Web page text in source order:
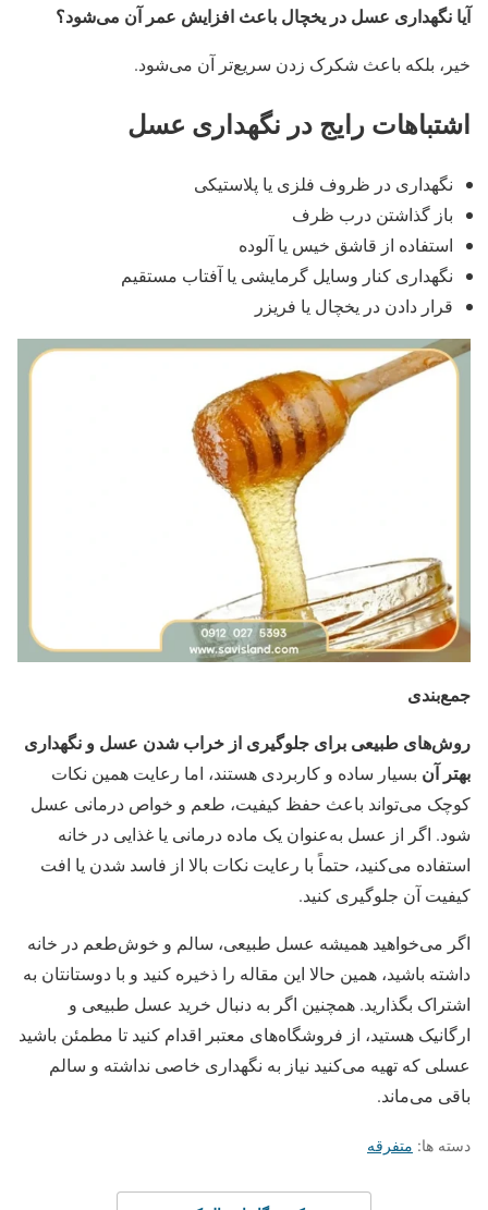
آیا نگهداری عسل در یخچال باعث افزایش عمر آن می‌شود؟
خیر، بلکه باعث شکرک زدن سریع‌تر آن می‌شود.
اشتباهات رایج در نگهداری عسل
نگهداری در ظروف فلزی یا پلاستیکی
باز گذاشتن درب ظرف
استفاده از قاشق خیس یا آلوده
نگهداری کنار وسایل گرمایشی یا آفتاب مستقیم
قرار دادن در یخچال یا فریزر
جمع‌بندی
روش‌های طبیعی برای جلوگیری از خراب شدن عسل و نگهداری
بهتر آن بسیار ساده و کاربردی هستند، اما رعایت همین نکات
کوچک می‌تواند باعث حفظ کیفیت، طعم و خواص درمانی عسل
شود. اگر از عسل به‌عنوان یک ماده درمانی یا غذایی در خانه
استفاده می‌کنید، حتماً با رعایت نکات بالا از فاسد شدن یا افت
کیفیت آن جلوگیری کنید.
اگر می‌خواهید همیشه عسل طبیعی، سالم و خوش‌طعم در خانه
داشته باشید، همین حالا این مقاله را ذخیره کنید و با دوستانتان به
اشتراک بگذارید. همچنین اگر به دنبال خرید عسل طبیعی و
ارگانیک هستید، از فروشگاه‌های معتبر اقدام کنید تا مطمئن باشید
عسلی که تهیه می‌کنید نیاز به نگهداری خاصی نداشته و سالم
باقی می‌ماند.
دسته ها: متفرقه